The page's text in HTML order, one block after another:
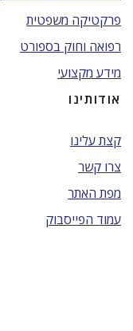
פרקטיקה משפטית
רפואה וחוק בספורט
מידע מקצועי
אודותינו
קצת עלינו
צרו קשר
מפת האתר
עמוד הפייסבוק